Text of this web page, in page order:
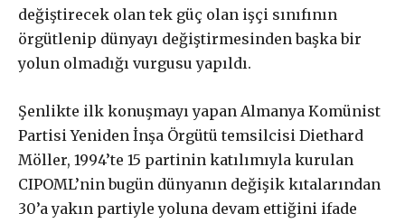
değiştirecek olan tek güç olan işçi sınıfının
örgütlenip dünyayı değiştirmesinden başka bir
yolun olmadığı vurgusu yapıldı.
Şenlikte ilk konuşmayı yapan Almanya Komünist
Partisi Yeniden İnşa Örgütü temsilcisi Diethard
Möller, 1994’te 15 partinin katılımıyla kurulan
CIPOML’nin bugün dünyanın değişik kıtalarından
30’a yakın partiyle yoluna devam ettiğini ifade